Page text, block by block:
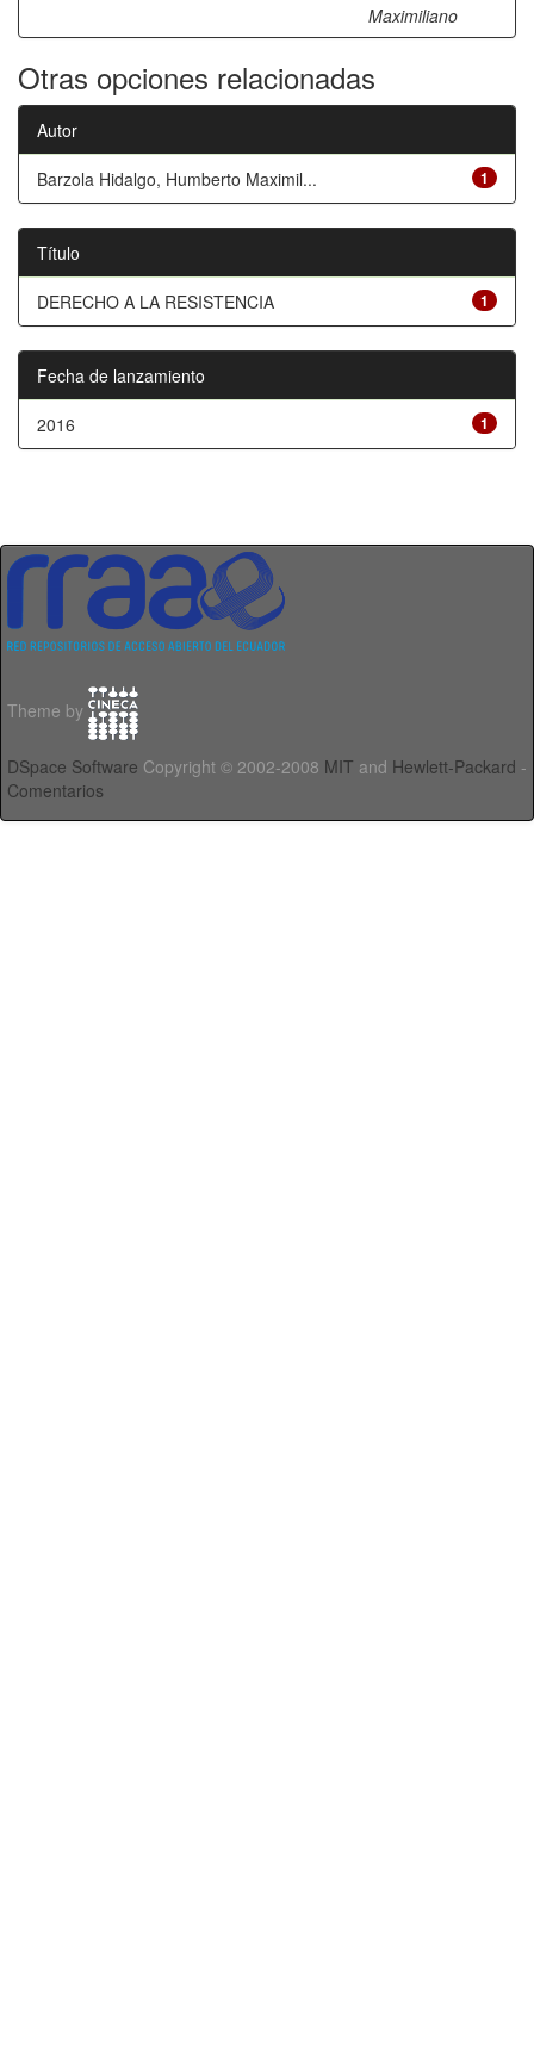
Maximiliano
Otras opciones relacionadas
Autor
1
Barzola Hidalgo, Humberto Maximil...
Título
1
DERECHO A LA RESISTENCIA
Fecha de lanzamiento
1
2016
Theme by
DSpace Software Copyright © 2002-2008 MIT and Hewlett-Packard -
Comentarios